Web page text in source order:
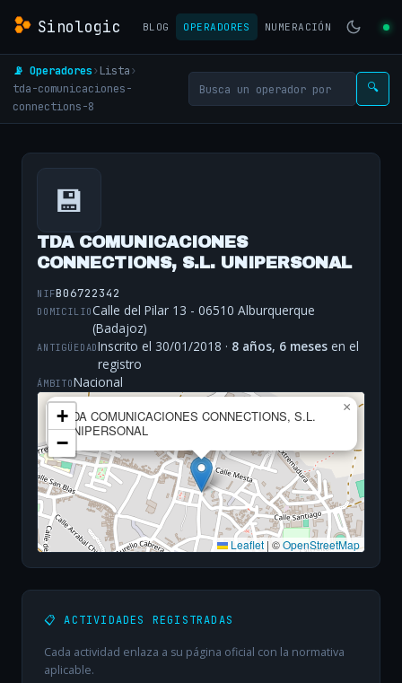
Sinologic BLOG OPERADORES NUMERACIÓN
📡 Operadores› Lista›
tda-comunicaciones-
connections-8
🔍
💾
TDA COMUNICACIONES
CONNECTIONS, S.L. UNIPERSONAL
NIFB06722342
DOMICILIOCalle del Pilar 13 - 06510 Alburquerque
(Badajoz)
ANTIGÜEDADInscrito el 30/01/2018 · 8 años, 6 meses en el
registro
ÁMBITONacional
TDA COMUNICACIONES CONNECTIONS, S.L.
UNIPERSONAL
×
+
−
Leaflet | ©OpenStreetMap
📋 ACTIVIDADES REGISTRADAS
Cada actividad enlaza a su página oficial con la normativa
aplicable.